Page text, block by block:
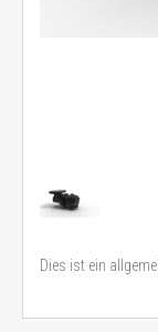
Dies ist ein